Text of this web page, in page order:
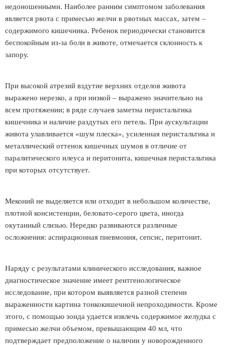
недоношенными. Наиболее ранним симптомом заболевания
является рвота с примесью желчи в рвотных массах, затем –
содержимого кишечника. Ребенок периодически становится
беспокойным из-за боли в животе, отмечается склонность к
запору.
При высокой атрезий вздутие верхних отделов живота
выражено нерезко, а при низкой – выражено значительно на
всем протяжении; в ряде случаев заметна перистальтика
кишечника и наличие раздутых его петель. При аускультации
живота улавливается «шум плеска», усиленная перистальтика и
металлический оттенок кишечных шумов в отличие от
паралитического илеуса и перитонита, кишечная перистальтика
при которых отсутствует.
Меконий не выделяется или отходит в небольшом количестве,
плотной консистенции, беловато-серого цвета, иногда
окутанный слизью. Нередко развиваются различные
осложнения: аспирационная пневмония, сепсис, перитонит.
Наряду с результатами клинического исследования, важное
диагностическое значение имеет рентгенологическое
исследование, при котором выявляется разной степени
выраженности картина тонкокишечной непроходимости. Кроме
этого, с помощью зонда удается извлечь содержимое желудка с
примесью желчи объемом, превышающим 40 мл, что
подтверждает предположение о наличии у новорожденного